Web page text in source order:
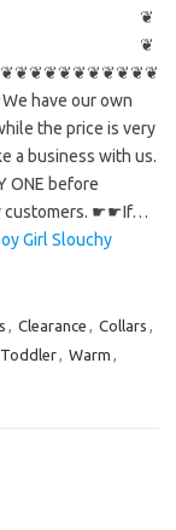
❦
❦
have our own
the price is very
a business with us.
ONE before
customers. ☛☛If…
Girl Slouchy
, Clearance , Collars ,
Toddler, Warm ,